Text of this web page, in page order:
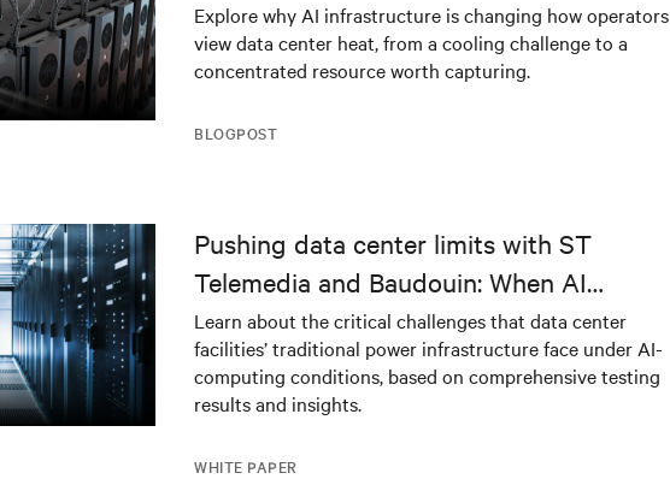
BLOGPOST
Explore why AI infrastructure is changing how operators
view data center heat, from a cooling challenge to a
concentrated resource worth capturing.
WHITE PAPER
Pushing data center limits with ST
Telemedia and Baudouin: When AI
workloads meet outdated critical power
infrastructure
Learn about the critical challenges that data center
facilities’ traditional power infrastructure face under AI-
computing conditions, based on comprehensive testing
results and insights.